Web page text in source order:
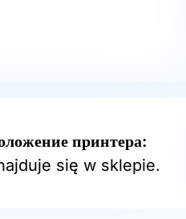
принтера:
się w sklepie.